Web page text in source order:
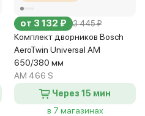
от 3 132 ₽ 3 445 ₽
Комплект дворников Bosch
AeroTwin Universal AM
650/380 мм
AM 466 S
Через 15 мин
в 7 магазинах